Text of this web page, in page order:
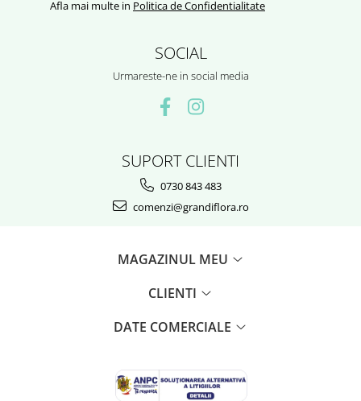
Afla mai multe in Politica de Confidentialitate
SOCIAL
Urmareste-ne in social media
SUPORT CLIENTI
0730 843 483
comenzi@grandiflora.ro
MAGAZINUL MEU
CLIENTI
DATE COMERCIALE